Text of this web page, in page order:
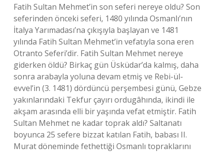
Fatih Sultan Mehmet’in son seferi nereye oldu? Son
seferinden önceki seferi, 1480 yılında Osmanlı’nın
İtalya Yarımadası’na çıkışıyla başlayan ve 1481
yılında Fatih Sultan Mehmet’in vefatıyla sona eren
Otranto Seferi’dir. Fatih Sultan Mehmet nereye
giderken öldü? Birkaç gün Üsküdar’da kalmış, daha
sonra arabayla yoluna devam etmiş ve Rebi-ül-
evvel’in (3. 1481) dördüncü perşembesi günü, Gebze
yakınlarındaki Tekfur çayırı ordugâhında, ikindi ile
akşam arasında elli bir yaşında vefat etmiştir. Fatih
Sultan Mehmet ne kadar toprak aldı? Saltanatı
boyunca 25 sefere bizzat katılan Fatih, babası II.
Murat döneminde fethettiği Osmanlı topraklarını